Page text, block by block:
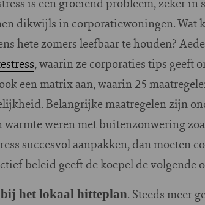
dikwijls in corporatiewoningen. Wat
hete zomers leefbaar te houden?
, waarin ze corporaties tips geeft
een matrix aan, waarin 25
Belangrijke maatregelen zijn
warmte weren met buitenzonwering
succesvol aanpakken, dan moeten
beleid geeft de koepel de volgende
het lokaal hitteplan. Steeds meer